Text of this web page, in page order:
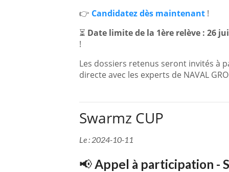
👉 Candidatez dès maintenant !
⏳ Date limite de la 1ère relève : 26
!
Les dossiers retenus seront invités à
directe avec les experts de NAVAL
Swarmz CUP
Le : 2024-10-11
📢Appel à participation -